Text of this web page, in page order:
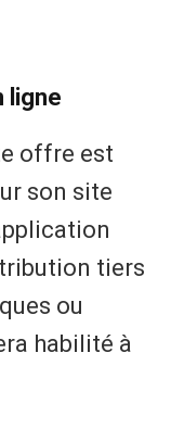
ligne
offre est
son site
tiers
ou
habilité à